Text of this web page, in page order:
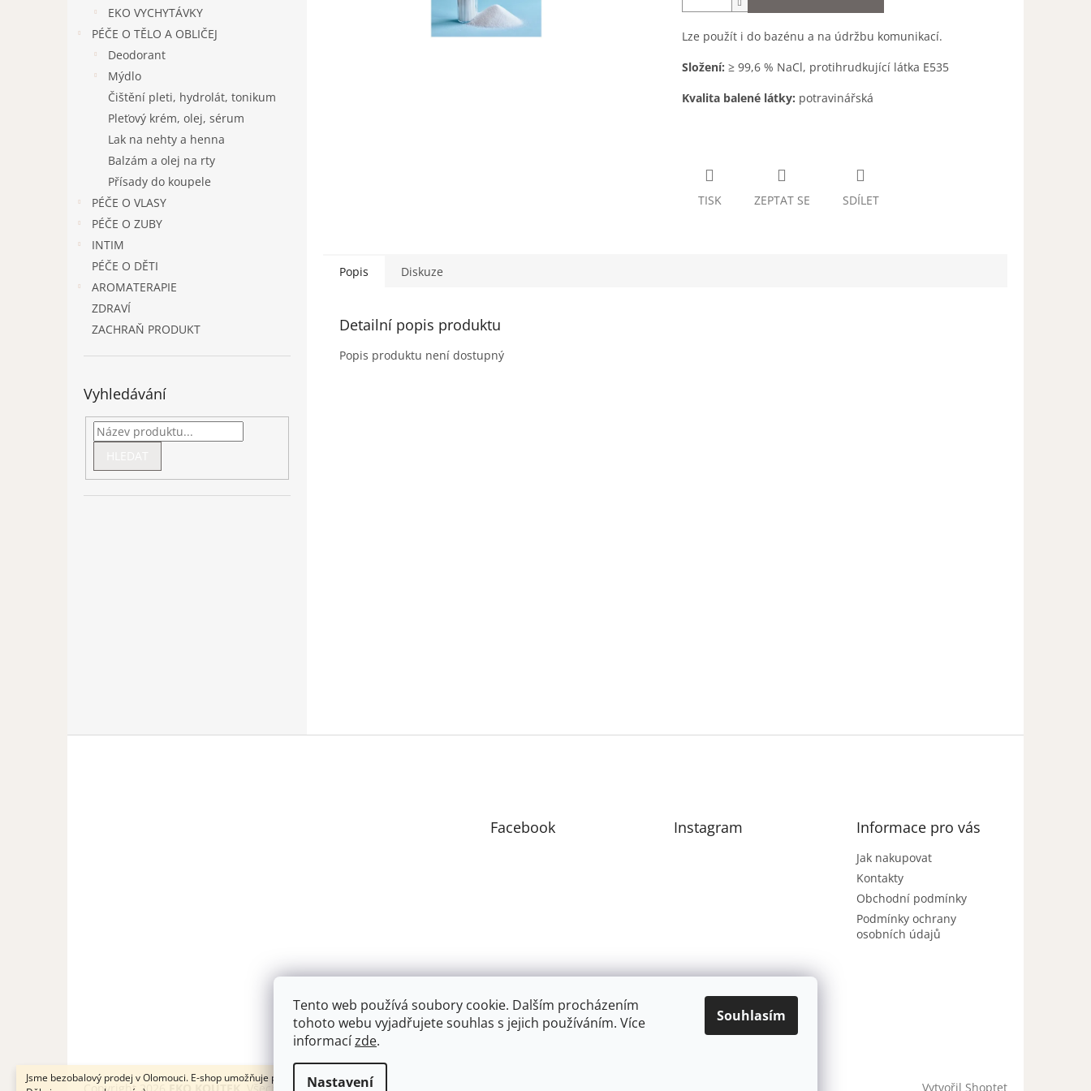
Tento web používá soubory cookie. Dalším procházením
tohoto webu vyjadřujete souhlas s jejich používáním. Více
informacízde.
Nastavení
Souhlasím
Jsme bezobalový prodej v Olomouci. E-shop umožňuje pouze osobní odběr.
EKO VYCHYTÁVKY
PÉČE O TĚLO A OBLIČEJ
Deodorant
Mýdlo
Čištění pleti, hydrolát, tonikum
Pleťový krém, olej, sérum
Lak na nehty a henna
Balzám a olej na rty
Přísady do koupele
PÉČE O VLASY
PÉČE O ZUBY
INTIM
PÉČE O DĚTI
AROMATERAPIE
ZDRAVÍ
ZACHRAŇ PRODUKT
Vyhledávání
Lze použít i do bazénu a na údržbu komunikací.
Složení: ≥99,6 % NaCl, protihrudkující látka E535
Kvalita balené látky: potravinářská
TISK ZEPTAT SE SDÍLET
Popis Diskuze
Detailní popis produktu
Popis produktu není dostupný
Facebook Instagram
Sledovat na
Instagramu
Informace pro vás
Jak nakupovat
Kontakty
Obchodní podmínky
Podmínky ochrany
osobních údajů
Vytvořil Shoptet